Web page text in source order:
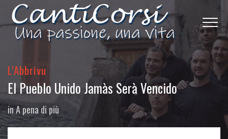
L’Abbrivu
El Pueblo Unido Jamàs Serà Vencido
inA pena di più